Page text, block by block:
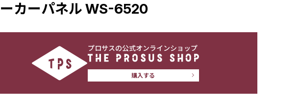
カーパネル WS-6520
プロサスの公式オンラインショップ
購入する